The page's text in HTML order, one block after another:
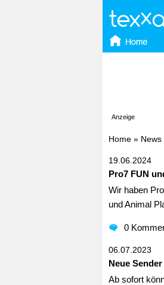
Anzeige
Home » News
19.06.2024
Pro7 FUN
Wir haben
und Animal
0
06.07.2023
Neue
Ab sofort